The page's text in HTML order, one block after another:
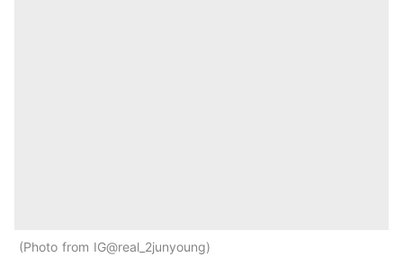
Photo from IG@real_2junyoung